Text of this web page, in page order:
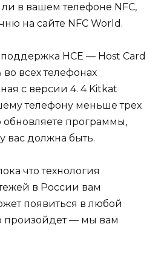
ли в вашем телефоне NFC,
на сайте NFC World.
HCE — Host Card
всех телефонах
с версии 4. 4 Kitkat
телефону меньше трех
обновляете программы,
вас должна быть.
что технология
в России вам
появиться в любой
произойдет — мы вам